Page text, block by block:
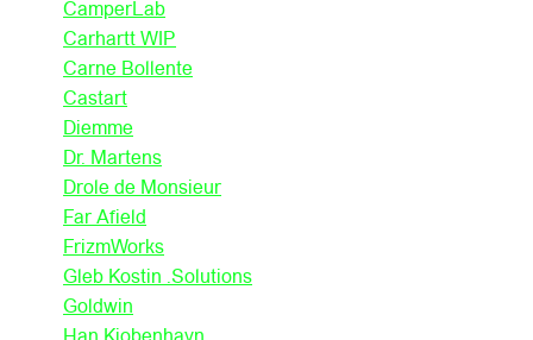
CamperLab
Carhartt WIP
Carne Bollente
Castart
Diemme
Dr. Martens
Drole de Monsieur
Far Afield
FrizmWorks
Gleb Kostin .Solutions
Goldwin